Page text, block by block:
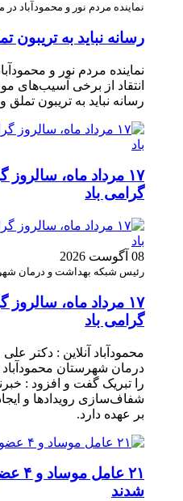
نماینده مردم نور و محمودآباد
رسانه نباید به
نماینده مردم نور و
انتقاد از برخی آسیب‌های
رسانه نباید به تریبون
۱۷ مرداد ماه،
گرامی باد
08 آگوست 2026
رئیس شبکه بهداشت و درمان
۱۷ مرداد ماه،
گرامی باد
محمودآباد آنلاین : دکتر
درمان شهرستان محمودآباد
را تبریک گفت و افزود :
شفاف‌سازی رویدادها و
بر عهده دارد.
۲۱
شدند